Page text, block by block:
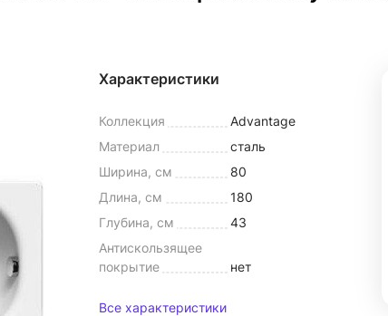
Характеристики
Коллекция
Advantage
Материал
сталь
Ширина, см
80
Длина, см
180
Глубина, см
43
Антискользящее
покрытие
нет
Все характеристики